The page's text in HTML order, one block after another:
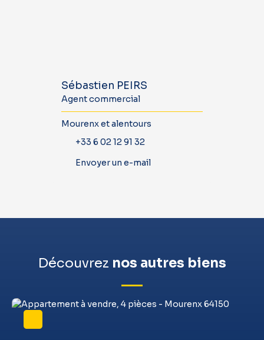
Sébastien PEIRS
Agent commercial
Mourenx et alentours
+33 6 02 12 91 32
Envoyer un e-mail
Découvrez nos autres biens